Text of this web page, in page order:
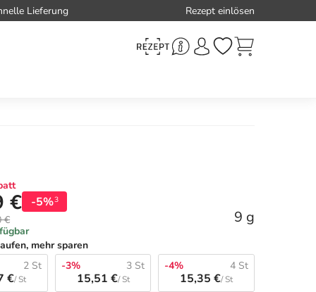
Lieferung Rezept einlösen
€ -5%3
€ 9 g
mehr sparen
2 St
€/ St
-3% 3 St
15,51 €/ St
-4% 4 St
15,35 €/ St